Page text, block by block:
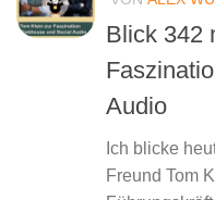
Blick 342
Audio
Ich blicke
Freund Tom